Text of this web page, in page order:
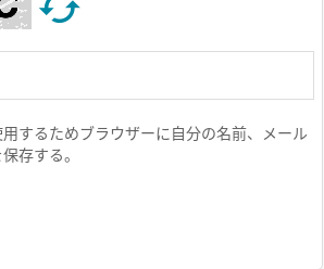
するためブラウザーに自分の名前、メール
存する。